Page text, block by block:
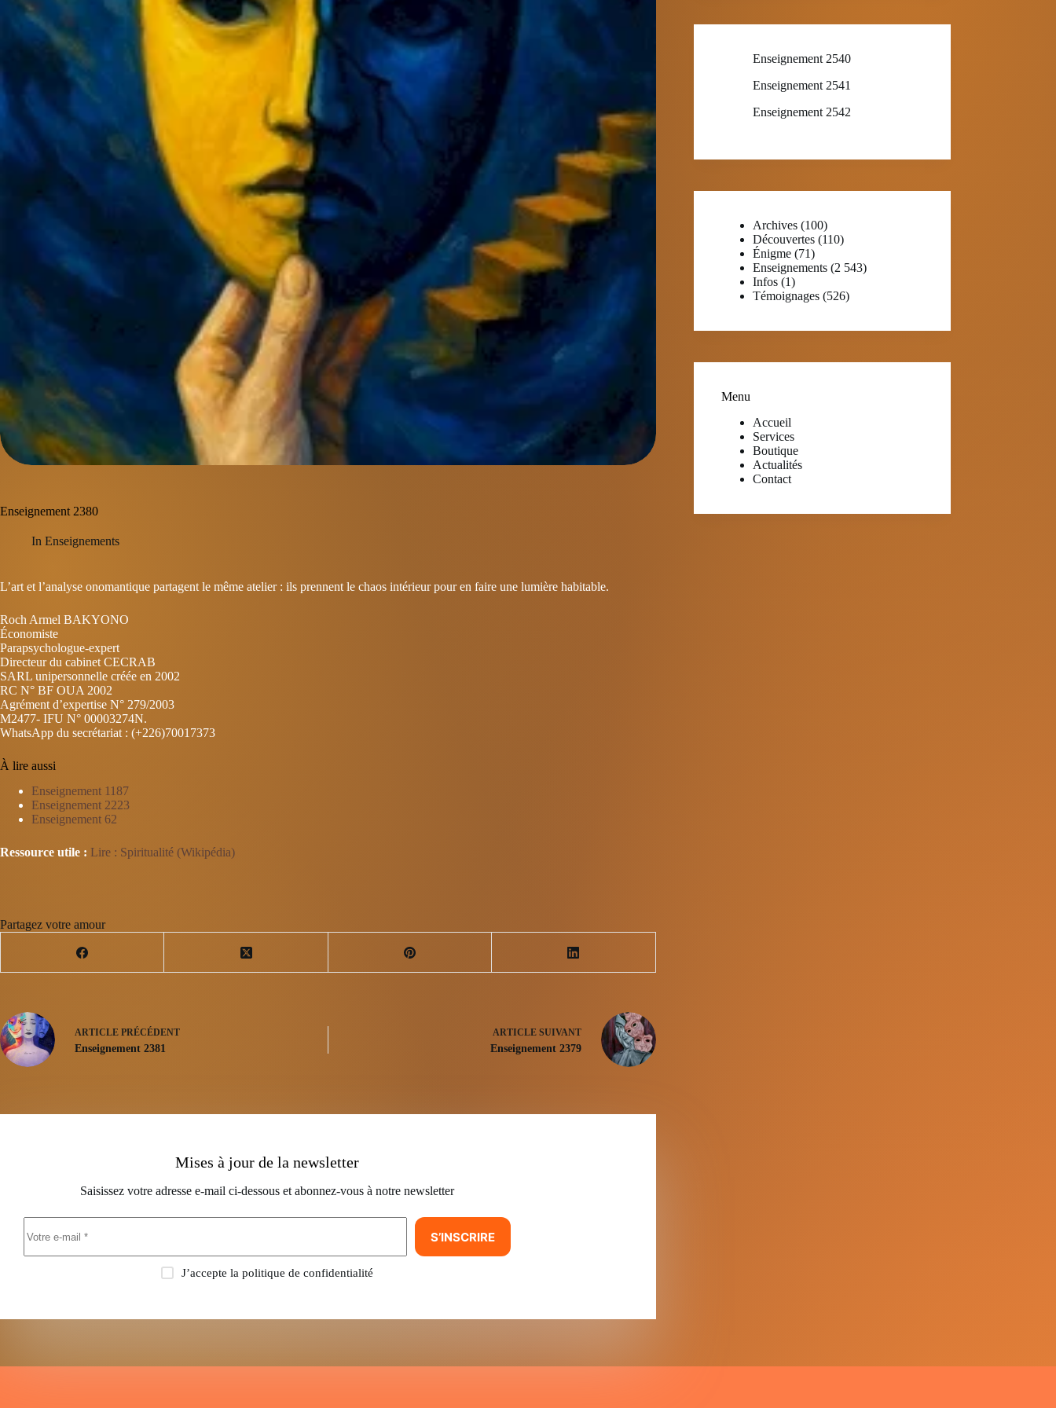
Enseignement 2380
In Enseignements
L’art et l’analyse onomantique partagent le même atelier : ils prennent le chaos intérieur pour en faire une lumière habitable.
Roch Armel BAKYONO
Économiste
Parapsychologue-expert
Directeur du cabinet CECRAB
SARL unipersonnelle créée en 2002
RC N° BF OUA 2002
Agrément d’expertise N° 279/2003
M2477- IFU N° 00003274N.
WhatsApp du secrétariat : (+226)70017373
À lire aussi
Enseignement 1187
Enseignement 2223
Enseignement 62
Ressource utile : Lire : Spiritualité (Wikipédia)
Partagez votre amour
ARTICLE PRÉCÉDENT
Enseignement 2381
ARTICLESUIVANT
Enseignement 2379
Mises à jour de la newsletter
Saisissez votre adresse e-mail ci-dessous et abonnez-vous à notre newsletter
S’INSCRIRE
J’accepte la politique de confidentialité
Enseignement 2540
Enseignement 2541
Enseignement 2542
Archives (100)
Découvertes (110)
Énigme (71)
Enseignements (2 543)
Infos (1)
Témoignages (526)
Menu
Accueil
Services
Boutique
Actualités
Contact